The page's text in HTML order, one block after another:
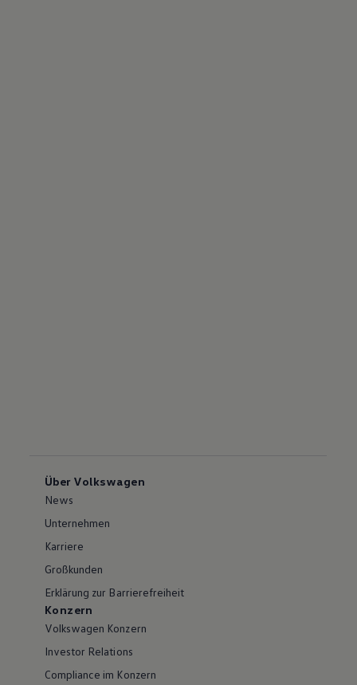
Über Volkswagen
News
Unternehmen
Karriere
Großkunden
Erklärung zur Barrierefreiheit
Konzern
Volkswagen Konzern
Investor Relations
Compliance im Konzern